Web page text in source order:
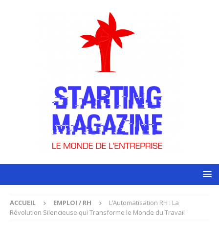
ACCUEIL EMPLOI / RH
L’Automatisation RH : La
Révolution Silencieuse qui Transforme le Monde du Travail